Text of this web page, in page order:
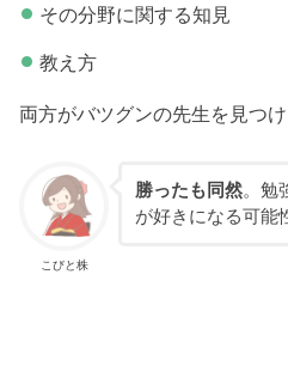
その分野に関する知見
教え方
両方がバツグンの先生を見つ
こびと株
勝ったも同然。勉
が好きになる可能